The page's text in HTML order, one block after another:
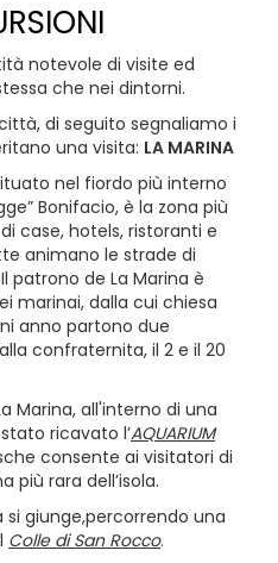
notevole di visite ed
che nei dintorni.
di seguito segnaliamo i
una visita: LA MARINA
nel fiordo più interno
Bonifacio, è la zona più
case, hotels, ristoranti e
animano le strade di
patrono de La Marina è
marinai, dalla cui chiesa
anno partono due
confraternita, il 2 e il 20
Marina, all'interno di una
ricavato l’AQUARIUM
consente ai visitatori di
più rara dell’isola.
si giunge,percorrendo una
Colle di San Rocco.